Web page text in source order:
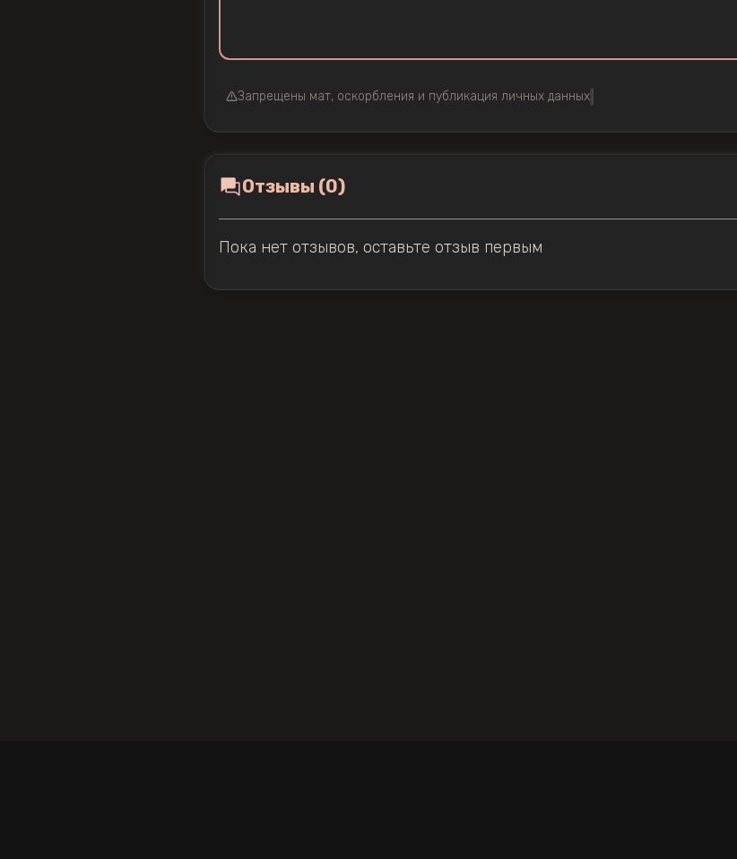
Запрещены мат, оскорбления и публикация личных данных
Отзывы (0)
Пока нет отзывов, оставьте отзыв первым